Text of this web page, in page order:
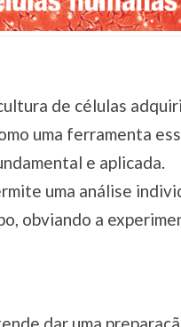
de células
uma ferramenta
e aplicada.
uma análise
obviando a
dar uma